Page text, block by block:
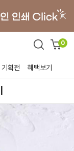
0
기획전 혜택보기